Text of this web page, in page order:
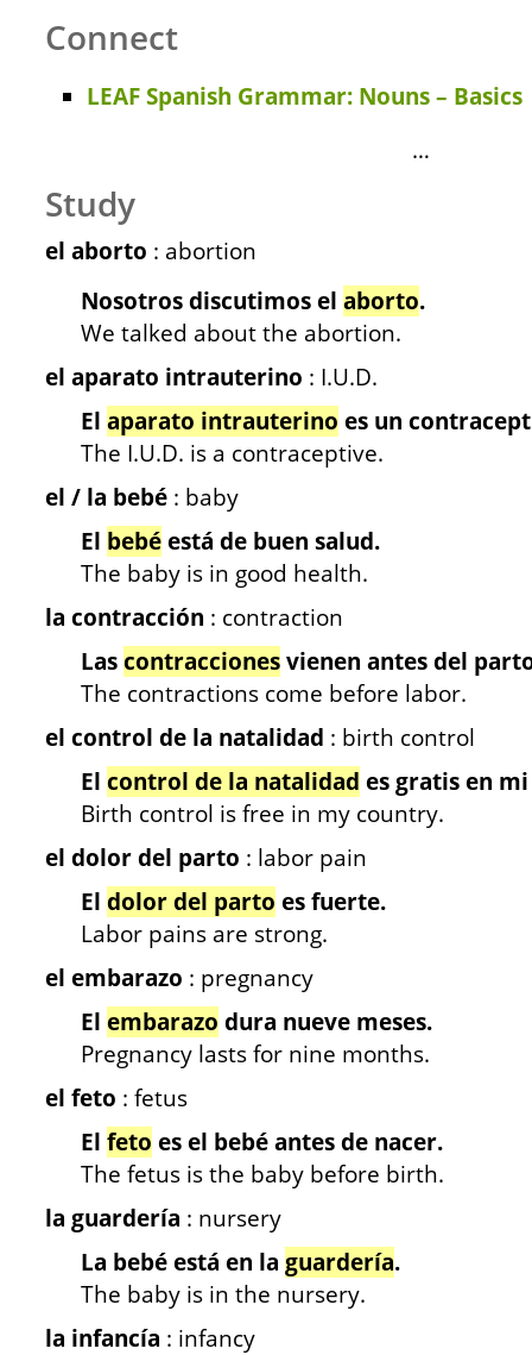
Connect
LEAF Spanish Grammar: Nouns – Basics
…
Study
el aborto : abortion
Nosotros discutimos el aborto.
We talked about the abortion.
el aparato intrauterino : I.U.D.
El aparato intrauterino es un
The I.U.D. is a contraceptive.
el / la bebé : baby
El bebéestá de buen salud.
The baby is in good health.
la contracción : contraction
Lascontraccionesvienen antes del
The contractions come before labor.
el control de la natalidad : birth control
El control de la natalidad es gratis en
Birth control is free in my country.
el dolor del parto : labor pain
El dolor del parto es fuerte.
Labor pains are strong.
el embarazo : pregnancy
El embarazo dura nueve meses.
Pregnancy lasts for nine months.
el feto : fetus
El feto es el bebé antes de nacer.
The fetus is the baby before birth.
la guardería : nursery
La bebé está en la guardería.
The baby is in the nursery.
la infancía : infancy